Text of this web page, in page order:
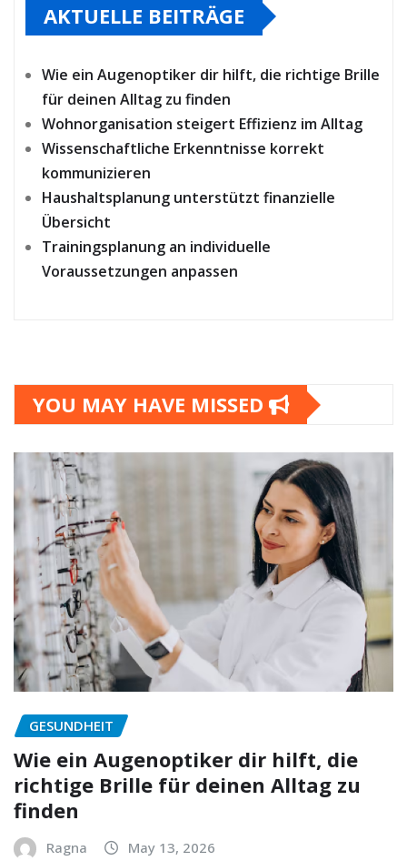
AKTUELLE BEITRÄGE
Wie ein Augenoptiker dir hilft, die richtige Brille
für deinen Alltag zu finden
Wohnorganisation steigert Effizienz im Alltag
Wissenschaftliche Erkenntnisse korrekt
kommunizieren
Haushaltsplanung unterstützt finanzielle
Übersicht
Trainingsplanung an individuelle
Voraussetzungen anpassen
YOU MAY HAVE MISSED
GESUNDHEIT
Wie ein Augenoptiker dir hilft, die
richtige Brille für deinen Alltag zu
finden
Ragna May 13, 2026